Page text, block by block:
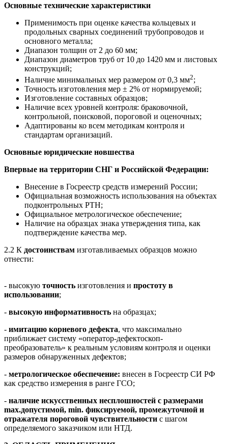
Основные технические характеристики
Применимость при оценке качества кольцевых и
продольных сварных соединений трубопроводов и
основного металла;
Диапазон толщин от 2 до 60 мм;
Диапазон диаметров труб от 10 до 1420 мм и листовых
конструкций;
Наличие минимальных мер размером от 0,3 мм2;
Точность изготовления мер ± 2% от нормируемой;
Изготовление составных образцов;
Наличие всех уровней контроля: браковочной,
контрольной, поисковой, пороговой и оценочных;
Адаптированы ко всем методикам контроля и
стандартам организаций.
Основные юридические новшества
Впервые на территории СНГ и Российской Федерации:
Внесение в Госреестр средств измерений России;
Официальная возможность использования на объектах
подконтрольных РТН;
Официальное метрологическое обеспечение;
Наличие на образцах знака утверждения типа, как
подтверждение качества мер.
2.2 К достоинствам изготавливаемых образцов можно
отнести:
- высокую точность изготовления и простоту в
использовании;
- высокую информативность на образцах;
- имитацию корневого дефекта, что максимально
приближает систему «оператор-дефектоскоп-
преобразователь» к реальным условиям контроля и оценки
размеров обнаруженных дефектов;
- метрологическое обеспечение: внесен в Госреестр СИ РФ
как средство измерения в ранге ГСО;
- наличие искусственных несплошностей с размерами
max.допустимой, min. фиксируемой, промежуточной и
отражателя пороговой чувствительности с шагом
определяемого заказчиком или НТД.